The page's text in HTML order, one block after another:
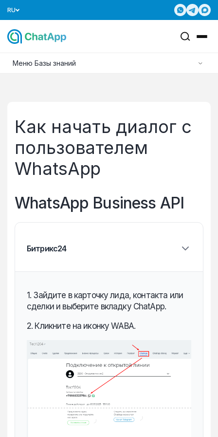
RU
Меню Базы знаний
Как начать диалог с
пользователем
WhatsApp
WhatsApp Business API
Битрикс24
1. Зайдите в карточку лида, контакта или
сделки и выберите вкладку ChatApp.
2. Кликните на иконку WABA.